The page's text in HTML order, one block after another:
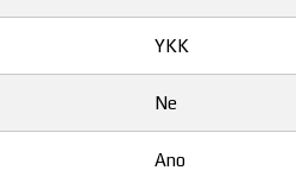
YKK
Ne
Ano